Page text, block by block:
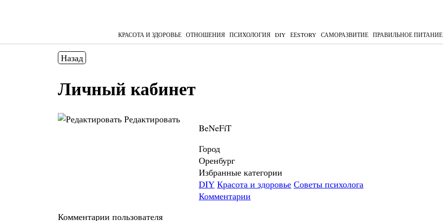
КРАСОТА И ЗДОРОВЬЕ ОТНОШЕНИЯ ПСИХОЛОГИЯ DIY ЕЕSTORY САМОРАЗВИТИЕ ПРАВИЛЬНОЕ ПИТАНИЕ
Назад
Личный кабинет
Редактировать
BeNeFiT
Город
Оренбург
Избранные категории
DIY Красота и здоровье Советы психолога
Комментарии
Комментарии пользователя